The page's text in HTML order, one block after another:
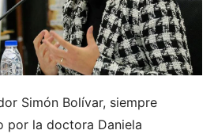
Simón Bolívar, siempre
por la doctora Daniela